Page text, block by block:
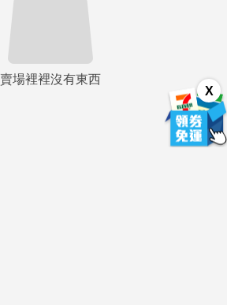
X
賣場裡裡沒有東西